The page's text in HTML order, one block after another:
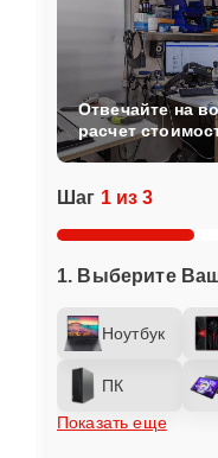
Шаг 1 из 3
1. Выберите
Ноутбук
ПК
Показать еще
Отвечайте на
расчет